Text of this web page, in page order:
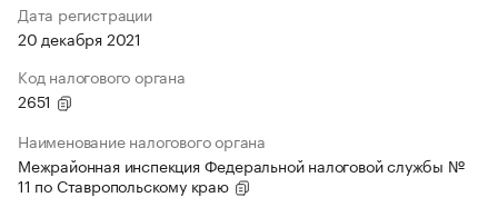
Дата регистрации
20 декабря 2021
Код налогового органа
2651
Наименование налогового органа
Межрайонная инспекция Федеральной налоговой службы №
11 по Ставропольскому краю